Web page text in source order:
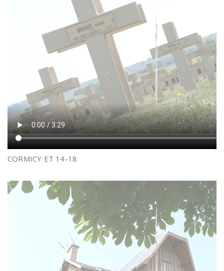
CORMICY ET 14-18